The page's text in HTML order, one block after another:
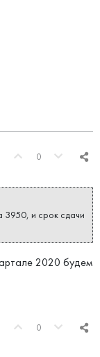
0
3950, и срок сдачи
2020 будем
0